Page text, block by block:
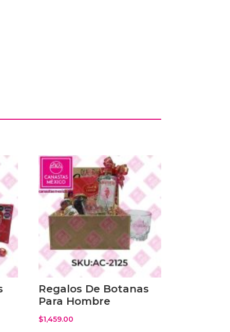
Regalos De Botanas
Para Hombre
$1,459.00